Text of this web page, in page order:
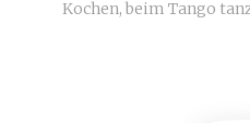
Kochen, beim Tango